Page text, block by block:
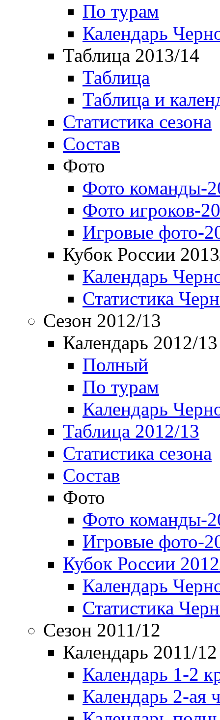
По турам
Календарь
Таблица 2013/14
Таблица
Таблица и
Статистика сезона
Состав
Фото
Фото команды-
Фото игроков-
Игровые фото-
Кубок России
Календарь
Статистика
Сезон 2012/13
Календарь 2012/13
Полный
По турам
Календарь
Таблица 2012/13
Статистика сезона
Состав
Фото
Фото команды-
Игровые фото-
Кубок России
Календарь
Статистика
Сезон 2011/12
Календарь 2011/12
Календарь 1-2
Календарь 2-ая